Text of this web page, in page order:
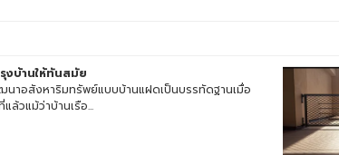
งบ้านให้ทันสมัย
นาอสังหาริมทรัพย์แบบบ้านแฝดเป็นบรรทัดฐานเมื่อ
ล้วแม้ว่าบ้านเรือ...